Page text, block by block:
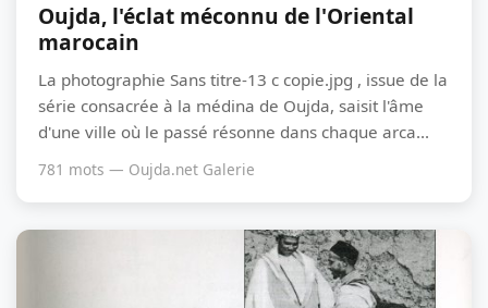
Oujda, l'éclat méconnu de l'Oriental
marocain
La photographie Sans titre-13 c copie.jpg , issue de la
série consacrée à la médina de Oujda, saisit l'âme
d'une ville où le passé résonne dans chaque arca...
781 mots — Oujda.net Galerie